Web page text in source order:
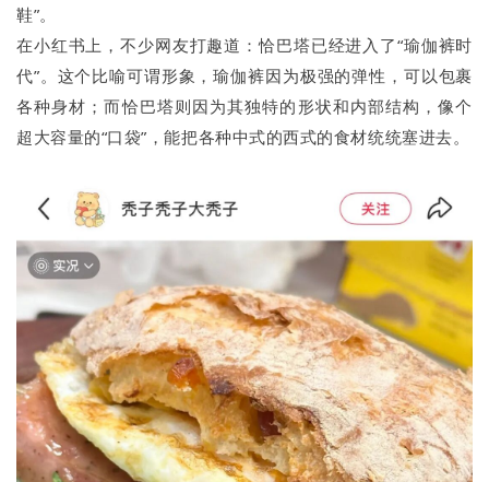
鞋”。
在小红书上，不少网友打趣道：恰巴塔已经进入了“瑜伽裤时
代”。这个比喻可谓形象，瑜伽裤因为极强的弹性，可以包裹
各种身材；而恰巴塔则因为其独特的形状和内部结构，像个
超大容量的“口袋”，能把各种中式的西式的食材统统塞进去。